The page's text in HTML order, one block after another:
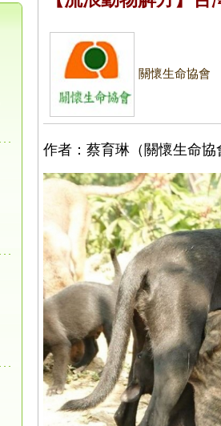
關懷生命協會
作者：蔡育琳（關懷生命